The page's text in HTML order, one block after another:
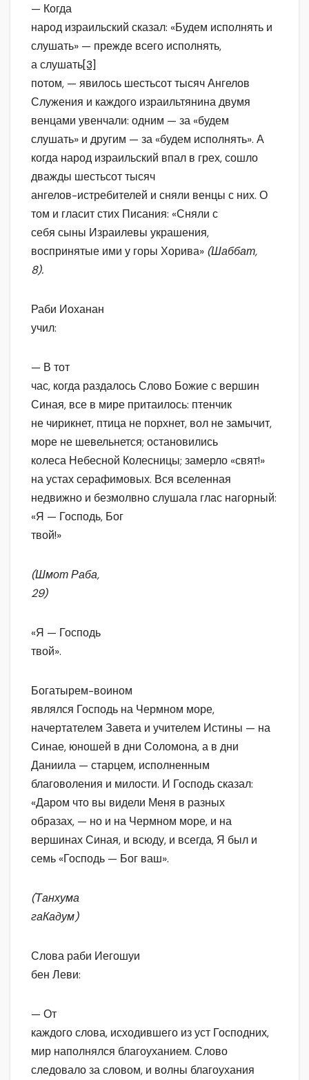
— Когда
народ израильский сказал: «Будем исполнять и
слушать» — прежде всего исполнять,
а слушать[3]
потом, — явилось шестьсот тысяч Ангелов
Служения и каждого израильтянина двумя
венцами увенчали: одним — за «будем
слушать» и другим — за «будем исполнять». А
когда народ израильский впал в грех, сошло
дважды шестьсот тысяч
ангелов-истребителей и сняли венцы с них. О
том и гласит стих Писания: «Сняли с
себя сыны Израилевы украшения,
воспринятые ими у горы Хорива» (Шаббат,
8).
Раби Иоханан
учил:
— В тот
час, когда раздалось Слово Божие с вершин
Синая, все в мире притаилось: птенчик
не чирикнет, птица не порхнет, вол не замычит,
море не шевельнется; остановились
колеса Небесной Колесницы; замерло «свят!»
на устах серафимовых. Вся вселенная
недвижно и безмолвно слушала глас нагорный:
«Я — Господь, Бог
твой!»
(Шмот Раба,
29)
«Я — Господь
твой».
Богатырем-воином
являлся Господь на Чермном море,
начертателем Завета и учителем Истины — на
Синае, юношей в дни Соломона, а в дни
Даниила — старцем, исполненным
благоволения и милости. И Господь сказал:
«Даром что вы видели Меня в разных
образах, — но и на Чермном море, и на
вершинах Синая, и всюду, и всегда, Я был и
семь «Господь — Бог ваш».
(Танхума
гаКадум)
Слова раби Иегошуи
бен Леви:
— От
каждого слова, исходившего из уст Господних,
мир наполнялся благоуханием. Слово
следовало за словом, и волны благоухания